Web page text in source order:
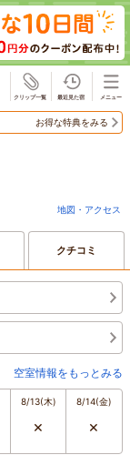
お得な特典をみる
地図・アクセス
クチコミ
空室情報をもっとみる
8/13(木)
×
8/14(金)
×